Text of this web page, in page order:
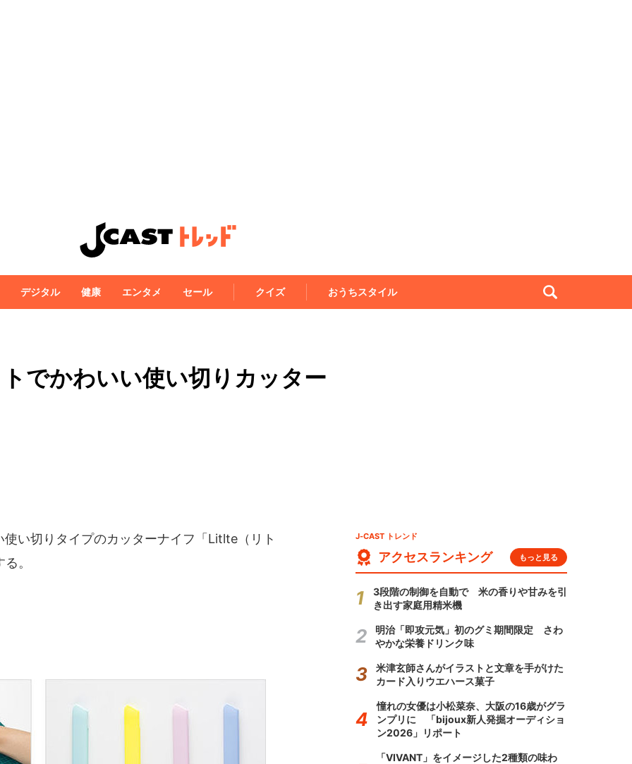
デジタル 健康 エンタメ セール クイズ おうちスタイル
でかわいい使い切りカッター
い切りタイプのカッターナイフ「Litlte（リト
。
J-CAST トレンド
アクセスランキング もっと見る
3段階の制御を自動で 米の香りや甘みを引
き出す家庭用精米機
明治「即攻元気」初のグミ期間限定 さわ
やかな栄養ドリンク味
米津玄師さんがイラストと文章を手がけた
カード入りウエハース菓子
憧れの女優は小松菜奈、大阪の16歳がグラ
ンプリに 「bijoux新人発掘オーディショ
ン2026」リポート
「VIVANT」をイメージした2種類の味わ